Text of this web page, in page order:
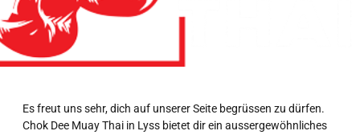
Es freut uns sehr, dich auf unserer Seite begrüssen zu dürfen.
Chok Dee Muay Thai in Lyss bietet dir ein aussergewöhnliches